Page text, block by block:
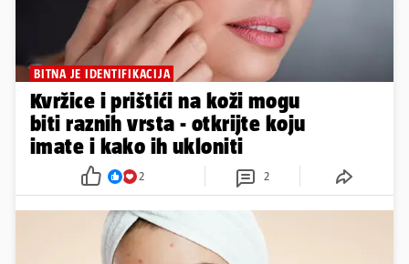
BITNA JE IDENTIFIKACIJA
Kvržice i prištići na koži mogu
biti raznih vrsta - otkrijte koju
imate i kako ih ukloniti
2 2